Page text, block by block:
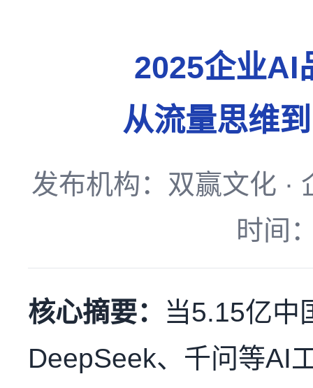
2025企业AI
从流量思维
发布机构：双赢文化 ·
时间
核心摘要：
当5.15亿中
DeepSeek、千问等AI